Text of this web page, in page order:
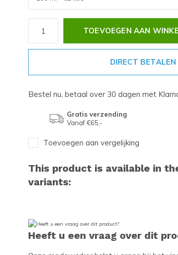
TOEVOEGEN AAN
DIRECT BETALEN
Bestel nu, betaal over 30 dagen met
Gratis verzending
Vanaf €65,-
Toevoegen aan vergelijking
This product is available in
variants:
Heeft u een vraag over dit